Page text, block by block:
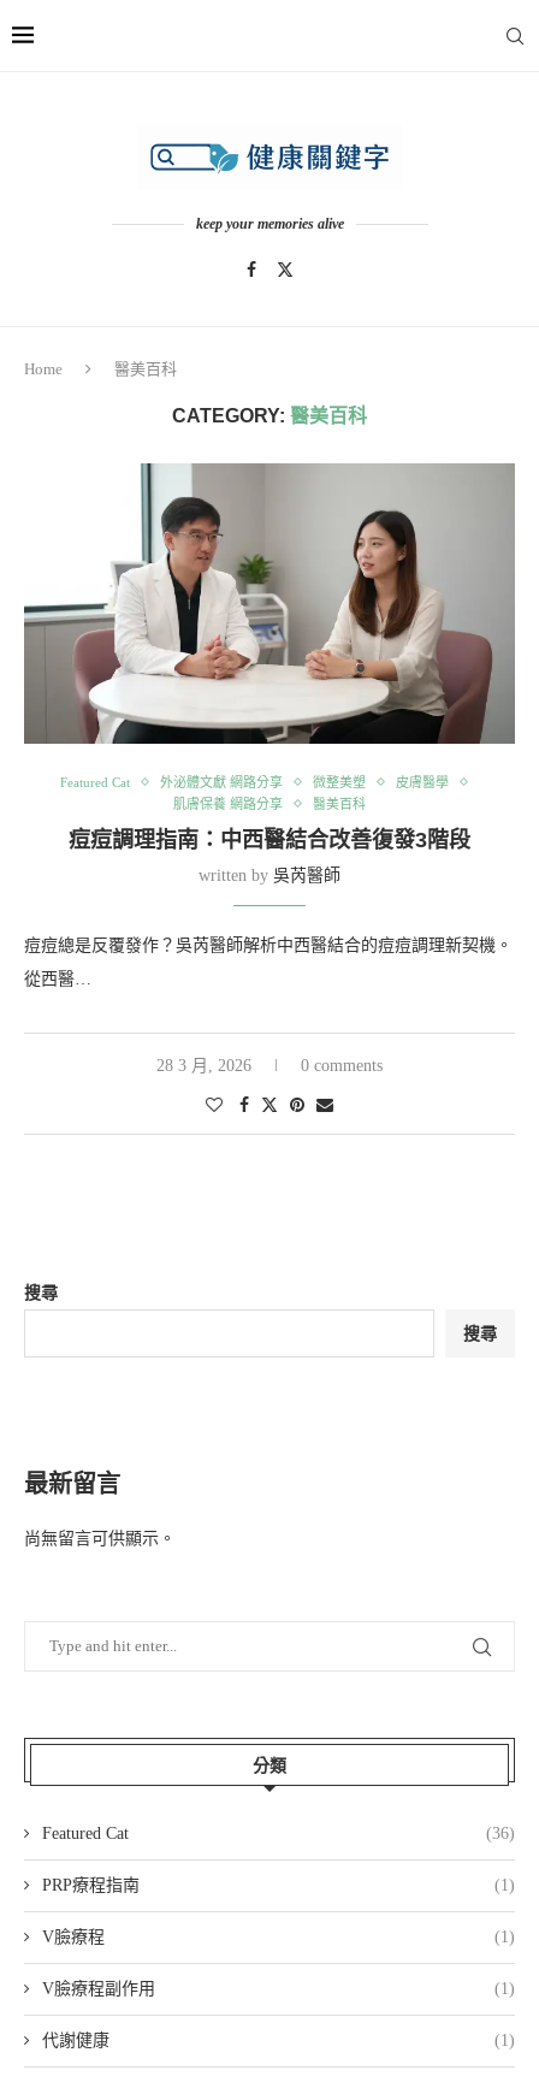
keep your memories alive
Home 醫美百科
CATEGORY: 醫美百科
Featured Cat 外泌體文獻 網路分享 微整美塑
皮膚醫學
肌膚保養 網路分享
醫美百科
痘痘調理指南：中西醫結合改善復發3階段
written by 吳芮醫師
痘痘總是反覆發作？吳芮醫師解析中西醫結合的痘痘調理新契機。
從西醫…
28 3 月, 2026 0 comments
搜尋
搜尋
最新留言
尚無留言可供顯示。
分類
Featured Cat (36)
PRP療程指南 (1)
V臉療程 (1)
V臉療程副作用 (1)
代謝健康 (1)